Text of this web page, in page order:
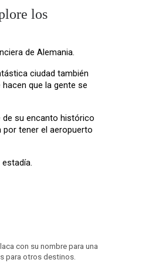
los
de Alemania.
ciudad también
que la gente se
de su encanto histórico
tener el aeropuerto
con su nombre para una
para otros destinos.